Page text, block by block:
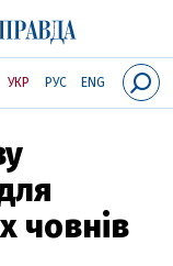
УКР РУС ENG
човнів